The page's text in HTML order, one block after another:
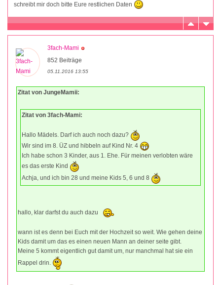
schreibt mir doch bitte Eure restlichen Daten
3fach-Mami
852 Beiträge
05.11.2016 13:55
Zitat von JungeMamii:
Zitat von 3fach-Mami:
Hallo Mädels. Darf ich auch noch dazu?
Wir sind im 8. ÜZ und hibbeln auf Kind Nr. 4
Ich habe schon 3 Kinder, aus 1. Ehe. Für meinen verlobten wäre
es das erste Kind
Achja, und ich bin 28 und meine Kids 5, 6 und 8
hallo, klar darfst du auch dazu
wann ist es denn bei Euch mit der Hochzeit so weit. Wie gehen deine
Kids damit um das es einen neuen Mann an deiner seite gibt.
Meine 5 kommt eigentlich gut damit um, nur manchmal hat sie ein
Rappel drin.